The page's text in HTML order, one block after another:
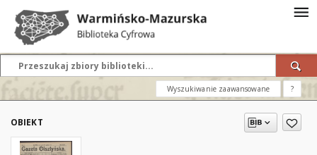
Wyszukiwanie zaawansowane ?
OBIEKT